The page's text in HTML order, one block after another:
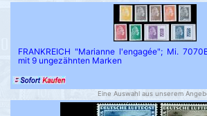
FRANKREICH "Marianne l'engagée"; Mi.
mit 9 ungezähnten Marken
Eine Auswahl aus unserem